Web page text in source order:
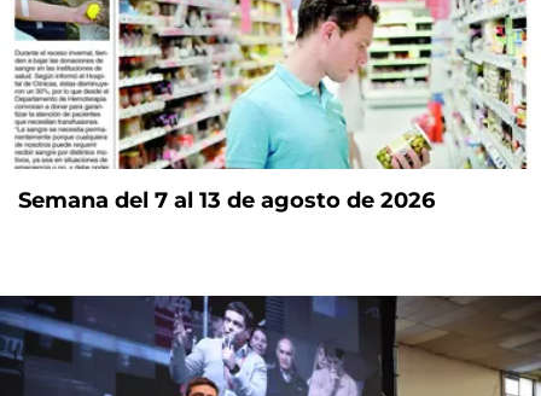
Semana del 7 al 13 de agosto de 2026